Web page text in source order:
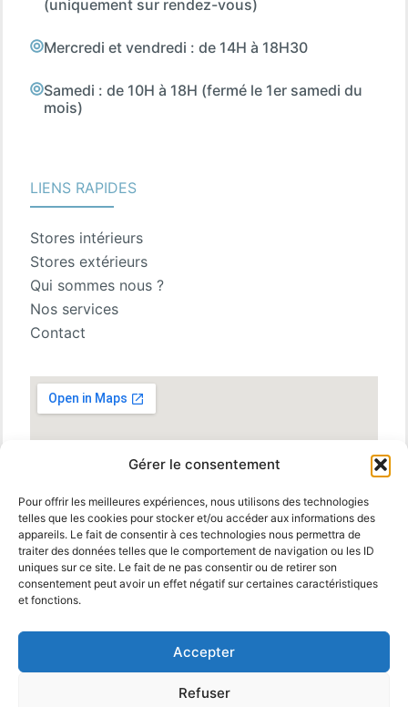
Gérer le consentement
Pour offrir les meilleures expériences, nous utilisons des technologies
telles que les cookies pour stocker et/ou accéder aux informations des
appareils. Le fait de consentir à ces technologies nous permettra de
traiter des données telles que le comportement de navigation ou les ID
uniques sur ce site. Le fait de ne pas consentir ou de retirer son
consentement peut avoir un effet négatif sur certaines caractéristiques
et fonctions.
Accepter
Refuser
(uniquement sur rendez-vous)
Mercredi et vendredi : de 14H à 18H30
Samedi : de 10H à 18H (fermé le 1er samedi du
mois)
LIENS RAPIDES
Stores intérieurs
Stores extérieurs
Qui sommes nous ?
Nos services
Contact
© 2025 MBM Interiors. Tous droits réservés